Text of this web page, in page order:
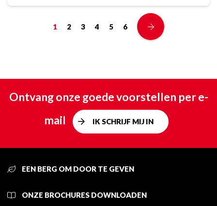
1 2 3 4 5 6
Ontvang onze goede voorstellen per e-
mail
IK SCHRIJF MIJ IN
EEN BERG OM DOOR TE GEVEN
ONZE BROCHURES DOWNLOADEN